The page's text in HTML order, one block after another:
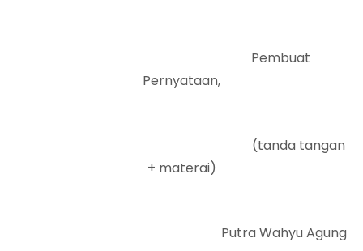
Pembuat
Pernyataan,
(tanda tangan
+ materai)
Putra Wahyu Agung